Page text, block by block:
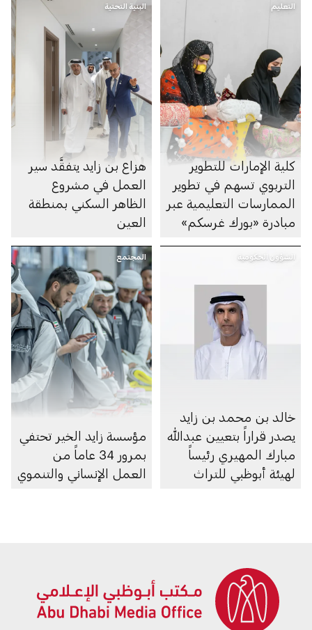
التعليم
كلية الإمارات للتطوير
التربوي تسهم في تطوير
الممارسات التعليمية عبر
مبادرة «بورك غرسكم»
البنية التحتية
هزاع بن زايد يتفقَّد سير
العمل في مشروع
الظاهر السكني بمنطقة
العين
الشؤون الحكومية
خالد بن محمد بن زايد
يصدر قراراً بتعيين عبدالله
مبارك المهيري رئيساً
لهيئة أبوظبي للتراث
المجتمع
مؤسسة زايد الخير تحتفي
بمرور 34 عاماً من
العمل الإنساني والتنموي